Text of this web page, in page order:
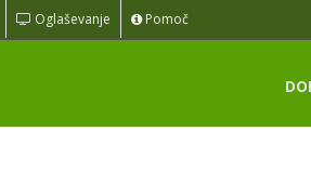
Oglaševanje Pomoč